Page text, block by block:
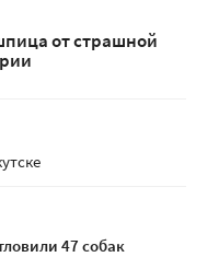
от страшной
47 собак